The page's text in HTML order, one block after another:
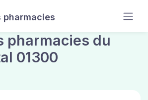
pharmacies
pharmacies du
01300